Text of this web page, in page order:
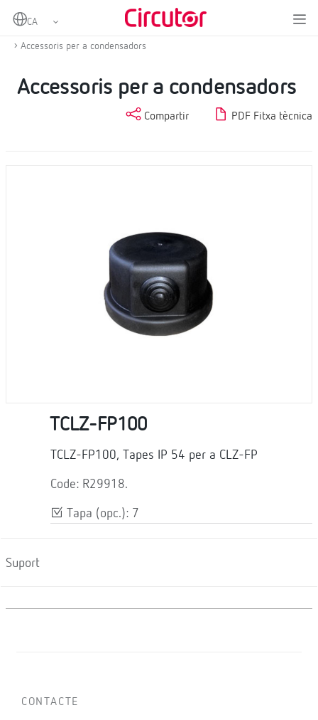
Home
Condensadors i reactàncies, BT
Accessoris per a condensadors
Accessoris per a condensadors
Compartir PDF Fitxa tècnica
TCLZ-FP100
TCLZ-FP100, Tapes IP 54 per a CLZ-FP
Code: R29918.
Tapa (opc.): 7
Suport
CONTACTE